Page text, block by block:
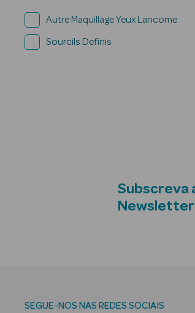
Autre Maquillage Yeux Lancome
Sourcils Definis
Subscreva
Newsletter
SEGUE-NOS NAS REDES SOCIAIS